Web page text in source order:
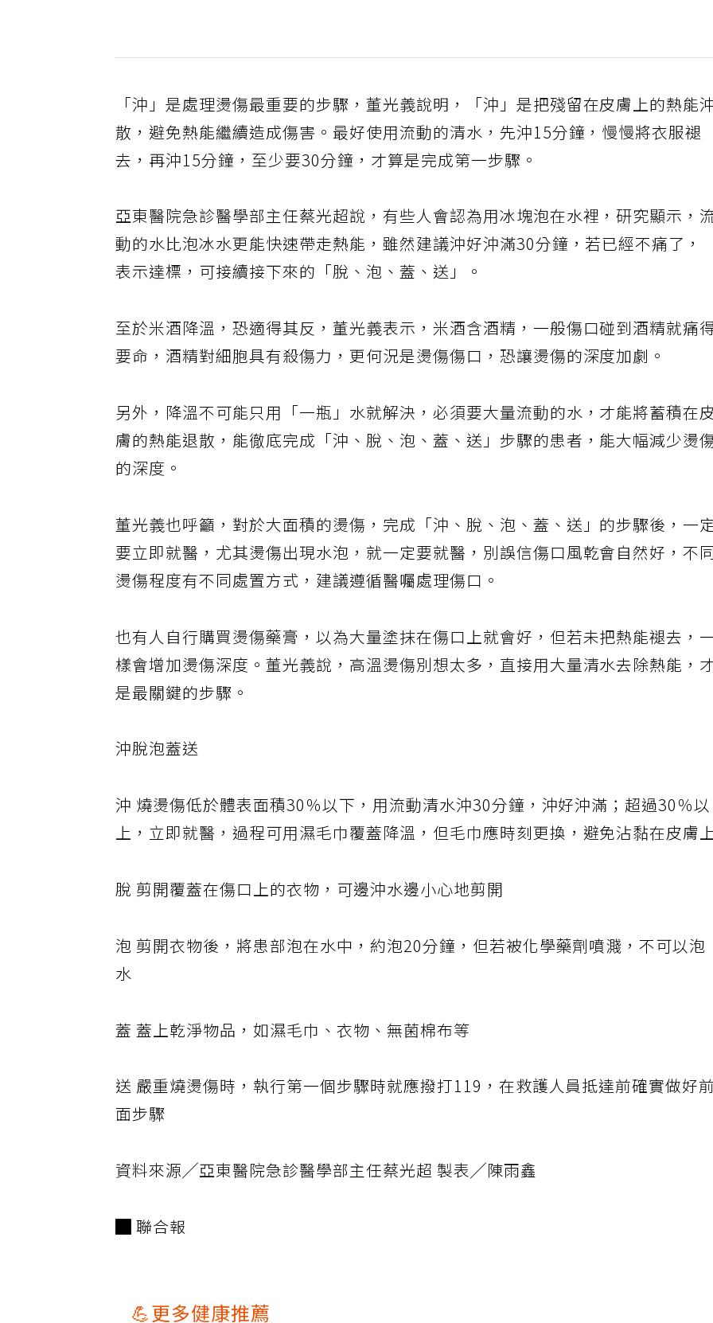
「沖」是處理燙傷最重要的步驟，董光義說明，「沖」是把殘留在皮膚上的熱能
散，避免熱能繼續造成傷害。最好使用流動的清水，先沖15分鐘，慢慢將衣服褪
去，再沖15分鐘，至少要30分鐘，才算是完成第一步驟。
亞東醫院急診醫學部主任蔡光超說，有些人會認為用冰塊泡在水裡，研究顯示，
動的水比泡冰水更能快速帶走熱能，雖然建議沖好沖滿30分鐘，若已經不痛了，
表示達標，可接續接下來的「脫、泡、蓋、送」。
至於米酒降溫，恐適得其反，董光義表示，米酒含酒精，一般傷口碰到酒精就痛
要命，酒精對細胞具有殺傷力，更何況是燙傷傷口，恐讓燙傷的深度加劇。
另外，降溫不可能只用「一瓶」水就解決，必須要大量流動的水，才能將蓄積在
膚的熱能退散，能徹底完成「沖、脫、泡、蓋、送」步驟的患者，能大幅減少燙
的深度。
董光義也呼籲，對於大面積的燙傷，完成「沖、脫、泡、蓋、送」的步驟後，一
要立即就醫，尤其燙傷出現水泡，就一定要就醫，別誤信傷口風乾會自然好，不
燙傷程度有不同處置方式，建議遵循醫囑處理傷口。
也有人自行購買燙傷藥膏，以為大量塗抹在傷口上就會好，但若未把熱能褪去，一
樣會增加燙傷深度。董光義說，高溫燙傷別想太多，直接用大量清水去除熱能，才
是最關鍵的步驟。
沖脫泡蓋送
沖 燒燙傷低於體表面積30％以下，用流動清水沖30分鐘，沖好沖滿；超過30％以
上，立即就醫，過程可用濕毛巾覆蓋降溫，但毛巾應時刻更換，避免沾黏在皮膚
脫 剪開覆蓋在傷口上的衣物，可邊沖水邊小心地剪開
泡 剪開衣物後，將患部泡在水中，約泡20分鐘，但若被化學藥劑噴濺，不可以泡
水
蓋 蓋上乾淨物品，如濕毛巾、衣物、無菌棉布等
送 嚴重燒燙傷時，執行第一個步驟時就應撥打119，在救護人員抵達前確實做好前
面步驟
資料來源╱亞東醫院急診醫學部主任蔡光超 製表╱陳雨鑫
█ 聯合報